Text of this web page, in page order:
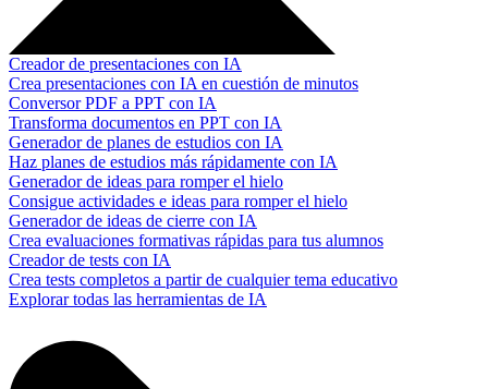
Creador de presentaciones con IA
Crea presentaciones con IA en cuestión de minutos
Conversor PDF a PPT con IA
Transforma documentos en PPT con IA
Generador de planes de estudios con IA
Haz planes de estudios más rápidamente con IA
Generador de ideas para romper el hielo
Consigue actividades e ideas para romper el hielo
Generador de ideas de cierre con IA
Crea evaluaciones formativas rápidas para tus alumnos
Creador de tests con IA
Crea tests completos a partir de cualquier tema educativo
Explorar todas las herramientas de IA